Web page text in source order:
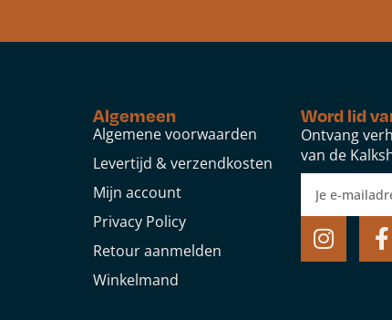
Algemeen
Algemene voorwaarden
Levertijd & verzendkosten
Mijn account
Privacy Policy
Retour aanmelden
Winkelmand
Word lid
Ontvang
van de